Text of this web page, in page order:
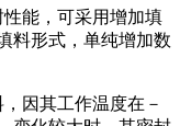
能，可采用增加填
料形式，单纯增加数
因其工作温度在－